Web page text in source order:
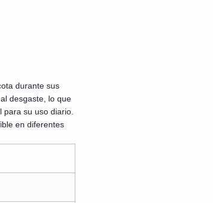
durante sus
desgaste, lo que
su uso diario.
en diferentes